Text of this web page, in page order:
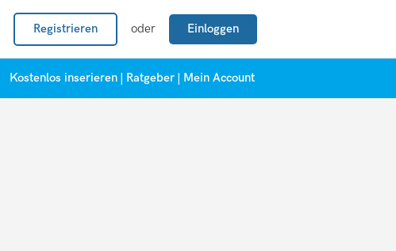
Registrieren oder Einloggen
Kostenlos inserieren Ratgeber Mein Account